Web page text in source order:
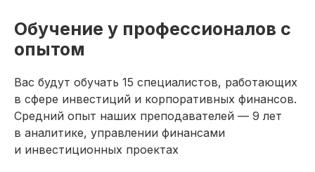
Обучение у профессионалов с
опытом
Вас будут обучать 15 специалистов, работающих
в сфере инвестиций и корпоративных финансов.
Средний опыт наших преподавателей — 9 лет
в аналитике, управлении финансами
и инвестиционных проектах